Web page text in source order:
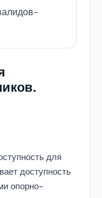
для
доступность
опорно-